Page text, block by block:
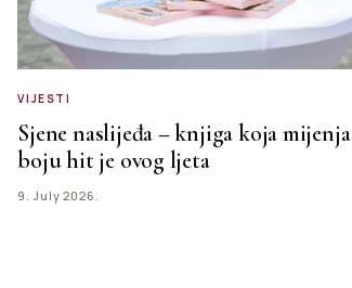
VIJESTI
Sjene naslijeđa – knjiga koja mijenja
boju hit je ovog ljeta
9. July 2026.